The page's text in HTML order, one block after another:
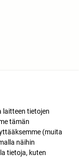
laitteen tietojen
tämän
(muita
näihin
tietoja, kuten